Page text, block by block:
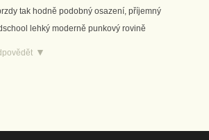
tak hodně podobný osazení, příjemný
lehký moderně punkový rovině